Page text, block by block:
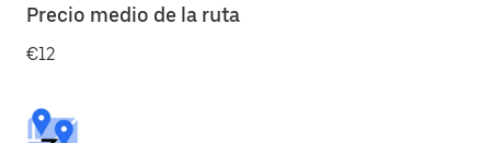
Precio medio de la ruta
€12